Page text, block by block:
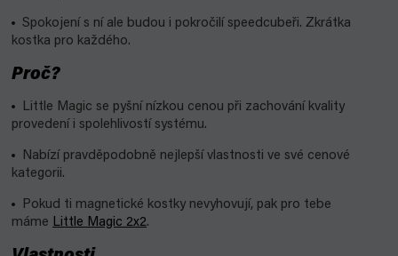
Spokojení s ní ale budou i pokročilí speedcubeři. Zkrátka
kostka pro každého.
Proč?
Little Magic se pyšní nízkou cenou při zachování kvality
provedení i spolehlivostí systému.
Nabízí pravděpodobně nejlepší vlastnosti ve své cenové
kategorii.
Pokud ti magnetické kostky nevyhovují, pak pro tebe
máme Little Magic 2x2.